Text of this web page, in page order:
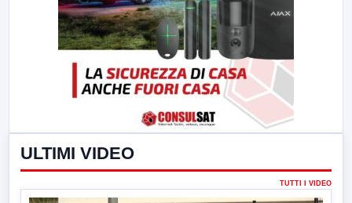
ULTIMI VIDEO
TUTTI I VIDEO